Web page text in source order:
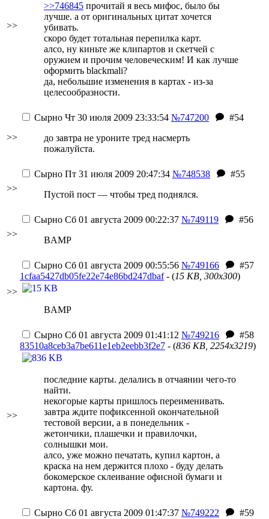
>>
>>746845 прочитай я весь мифос, было бы
лучше. а от оригинальных цитат хочется
убивать.
скоро будет тотальная перепилка карт.
алсо, ну киньте же клипартов и скетчей с
оружием и прочим человеческим! И как лучше
оформить blackmali?
да, небольшие изменения в картах - из-за
целесообразности.
>>
Сырно Чт 30 июля 2009 23:33:54 №747200
#54
до завтра не уроните тред насмерть
пожалуйста.
>>
Сырно Пт 31 июля 2009 20:47:34 №748538
#55
Пустой пост — чтобы тред поднялся.
>>
Сырно Сб 01 августа 2009 00:22:37 №749119
#56
BAMP
>>
Сырно Сб 01 августа 2009 00:55:56 №749166
#57
1cfaa5427db05fe22e74e86bd247dbaf- (15 KB, 300x300)
BAMP
>>
Сырно Сб 01 августа 2009 01:41:12 №749216
#58
83510a8ceb3a7be611e1eb2eebb3f2e7 - (836 KB, 2254x3219)
последние карты. делались в отчаянии чего-то
найти.
некогорые карты пришлось переименивать.
завтра ждите пофиксенной окончательной
тестовой версии, а в понедельник -
жетончики, плашечки и правилочки,
солнышки мои.
алсо, уже можно печатать, купил картон, а
краска на нем держится плохо - буду делать
бокомерское склеивание офисной бумаги и
картона. фу.
Сырно Сб 01 августа 2009 01:47:37 №749222 #59